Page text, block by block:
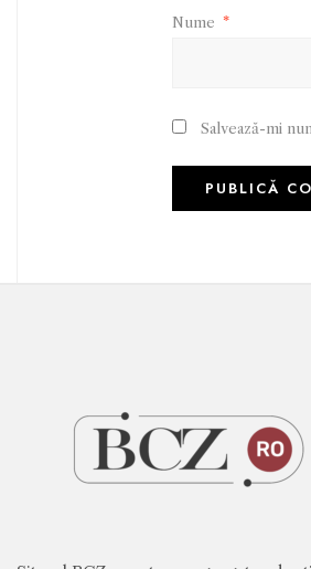
Nume *
Salvează-mi